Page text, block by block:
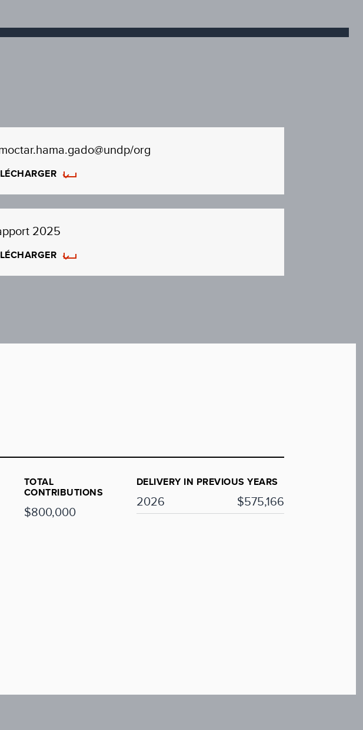
org
2025
TOTAL
CONTRIBUTIONS
$800,000
DELIVERY IN PREVIOUS YEARS
2026 $575,166